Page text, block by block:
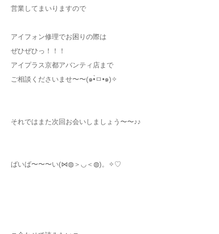
営業してまいりますので
アイフォン修理でお困りの際は
ぜひぜひっ！！！
アイプラス京都アバンティ店まで
ご相談くださいませ〜〜(๑•̀ㅁ•๑)✧
それではまた次回お会いしましょう〜〜♪♪
ばいば〜〜〜い(⋈◍＞◡＜◍)。✧♡